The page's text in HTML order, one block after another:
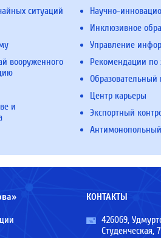
ситуаций
вооруженного
и
Научно-
Инклюзивное
Управление
Рекомендации по
Образовательный
Центр карьеры
Экспортный
КОНТАКТЫ
426069,
Студенческая, 7